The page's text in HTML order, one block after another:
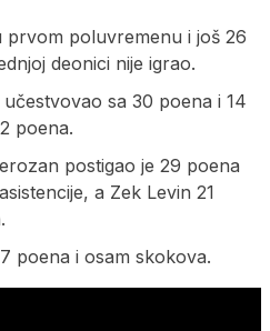
prvom poluvremenu i još 26
deonici nije igrao.
sa 30 poena i 14
poena.
postigao je 29 poena
a Zek Levin 21
poena i osam skokova.